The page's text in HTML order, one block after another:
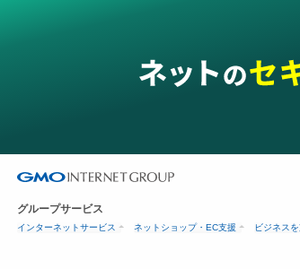
グループサービス
インターネットサービス ネットショップ・EC支援 ビジネス